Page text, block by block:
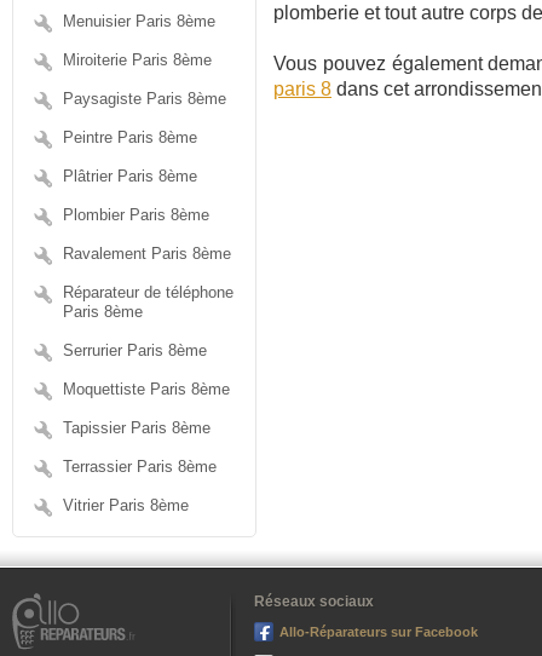
Menuisier Paris 8ème
Miroiterie Paris 8ème
Paysagiste Paris 8ème
Peintre Paris 8ème
Plâtrier Paris 8ème
Plombier Paris 8ème
Ravalement Paris 8ème
Réparateur de téléphone
Paris 8ème
Serrurier Paris 8ème
Moquettiste Paris 8ème
Tapissier Paris 8ème
Terrassier Paris 8ème
Vitrier Paris 8ème
plomberie et tout autre corps
Vous pouvez également
paris 8dans cet
Réseaux sociaux
Allo-Réparateurs sur Facebook